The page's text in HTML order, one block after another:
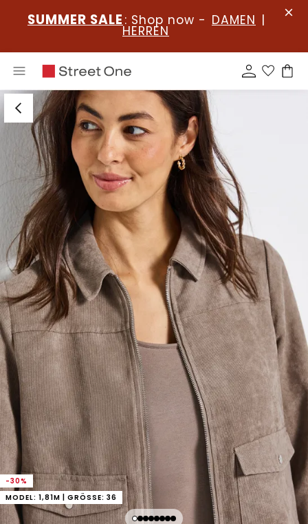
SUMMER SALE : Shop now - DAMEN |
HERREN
-30%
MODEL: 1,81M | GRÖSSE: 36